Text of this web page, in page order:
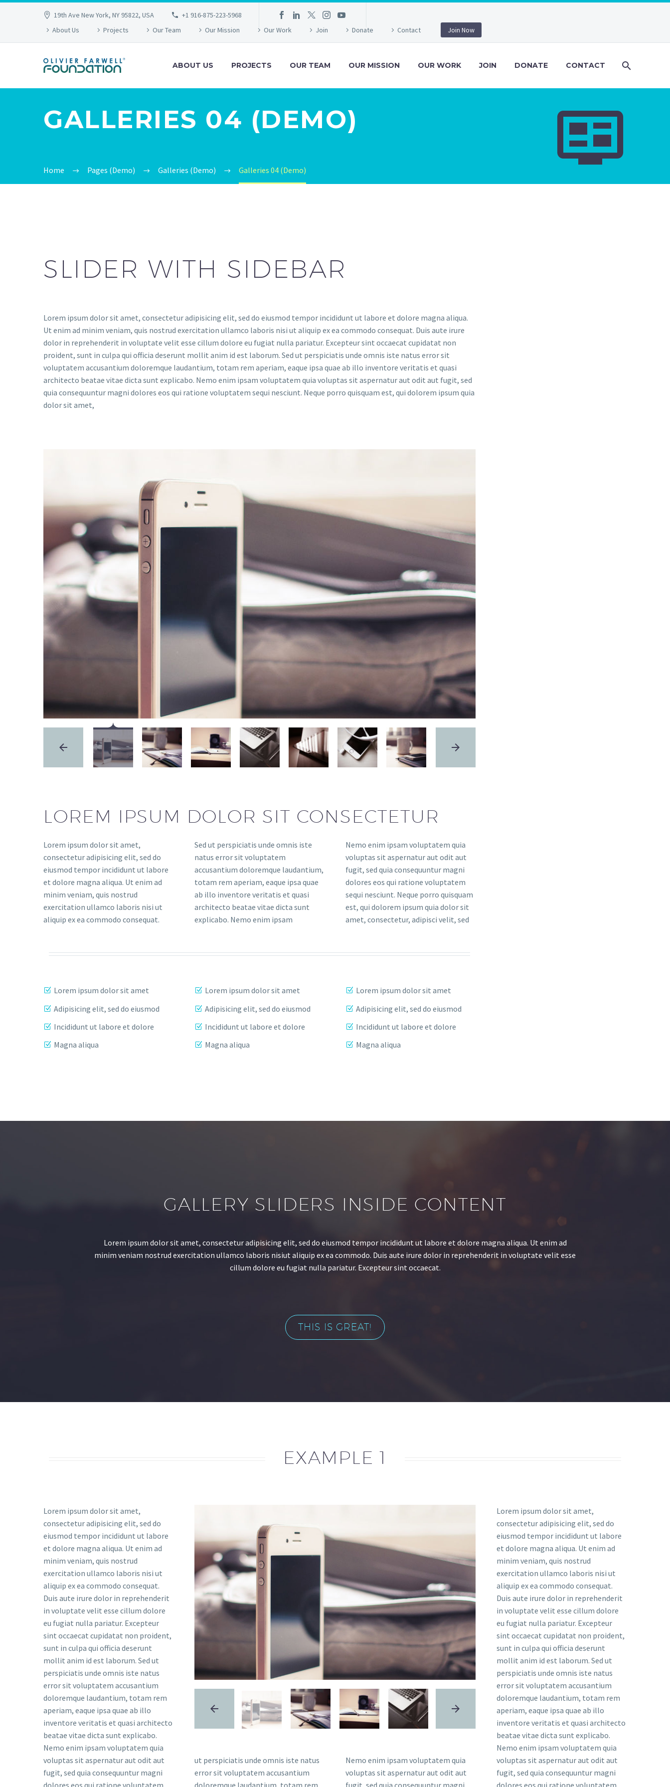
19th Ave New York, NY 95822, USA
+1 916-875-223-5968
About Us
Projects Our Team Our Mission Our Work Join Donate Contact Join Now
ABOUT US PROJECTS OUR TEAM OUR MISSION OUR WORK JOIN DONATE CONTACT


GALLERIES 04 (DEMO)
Home Pages (Demo) Galleries (Demo) Galleries 04 (Demo)
SLIDER WITH SIDEBAR
Lorem ipsum dolor sit amet, consectetur adipisicing elit, sed do eiusmod tempor incididunt ut labore et dolore magna aliqua.
Ut enim ad minim veniam, quis nostrud exercitation ullamco laboris nisi ut aliquip ex ea commodo consequat. Duis aute irure
dolor in reprehenderit in voluptate velit esse cillum dolore eu fugiat nulla pariatur. Excepteur sint occaecat cupidatat non
proident, sunt in culpa qui officia deserunt mollit anim id est laborum. Sed ut perspiciatis unde omnis iste natus error sit
voluptatem accusantium doloremque laudantium, totam rem aperiam, eaque ipsa quae ab illo inventore veritatis et quasi
architecto beatae vitae dicta sunt explicabo. Nemo enim ipsam voluptatem quia voluptas sit aspernatur aut odit aut fugit, sed
quia consequuntur magni dolores eos qui ratione voluptatem sequi nesciunt. Neque porro quisquam est, qui dolorem ipsum quia
dolor sit amet,
LOREM IPSUM DOLOR SIT CONSECTETUR
Lorem ipsum dolor sit amet,
consectetur adipisicing elit, sed do
eiusmod tempor incididunt ut labore
et dolore magna aliqua. Ut enim ad
minim veniam, quis nostrud
exercitation ullamco laboris nisi ut
aliquip ex ea commodo consequat.
Sed ut perspiciatis unde omnis iste
natus error sit voluptatem
accusantium doloremque laudantium,
totam rem aperiam, eaque ipsa quae
ab illo inventore veritatis et quasi
architecto beatae vitae dicta sunt
explicabo. Nemo enim ipsam
Nemo enim ipsam voluptatem quia
voluptas sit aspernatur aut odit aut
fugit, sed quia consequuntur magni
dolores eos qui ratione voluptatem
sequi nesciunt. Neque porro quisquam
est, qui dolorem ipsum quia dolor sit
amet, consectetur, adipisci velit, sed
Lorem ipsum dolor sit amet
Adipisicing elit, sed do eiusmod
Incididunt ut labore et dolore
Magna aliqua
Lorem ipsum dolor sit amet
Adipisicing elit, sed do eiusmod
Incididunt ut labore et dolore
Magna aliqua
Lorem ipsum dolor sit amet
Adipisicing elit, sed do eiusmod
Incididunt ut labore et dolore
Magna aliqua
GALLERY SLIDERS INSIDE CONTENT
Lorem ipsum dolor sit amet, consectetur adipisicing elit, sed do eiusmod tempor incididunt ut labore et dolore magna aliqua. Ut enim ad
minim veniam nostrud exercitation ullamco laboris nisiut aliquip ex ea commodo. Duis aute irure dolor in reprehenderit in voluptate velit esse
cillum dolore eu fugiat nulla pariatur. Excepteur sint occaecat.
THIS IS GREAT!
EXAMPLE 1
Lorem ipsum dolor sit amet,
consectetur adipisicing elit, sed do
eiusmod tempor incididunt ut labore
et dolore magna aliqua. Ut enim ad
minim veniam, quis nostrud
exercitation ullamco laboris nisi ut
aliquip ex ea commodo consequat.
Duis aute irure dolor in reprehenderit
in voluptate velit esse cillum dolore
eu fugiat nulla pariatur. Excepteur
sint occaecat cupidatat non proident,
sunt in culpa qui officia deserunt
mollit anim id est laborum. Sed ut
perspiciatis unde omnis iste natus
error sit voluptatem accusantium
doloremque laudantium, totam rem
aperiam, eaque ipsa quae ab illo
inventore veritatis et quasi architecto
beatae vitae dicta sunt explicabo.
Nemo enim ipsam voluptatem quia
voluptas sit aspernatur aut odit aut
fugit, sed quia consequuntur magni
dolores eos qui ratione voluptatem
ut perspiciatis unde omnis iste natus
error sit voluptatem accusantium
doloremque laudantium, totam rem
Nemo enim ipsam voluptatem quia
voluptas sit aspernatur aut odit aut
fugit, sed quia consequuntur magni
Lorem ipsum dolor sit amet,
consectetur adipisicing elit, sed do
eiusmod tempor incididunt ut labore
et dolore magna aliqua. Ut enim ad
minim veniam, quis nostrud
exercitation ullamco laboris nisi ut
aliquip ex ea commodo consequat.
Duis aute irure dolor in reprehenderit
in voluptate velit esse cillum dolore
eu fugiat nulla pariatur. Excepteur
sint occaecat cupidatat non proident,
sunt in culpa qui officia deserunt
mollit anim id est laborum. Sed ut
perspiciatis unde omnis iste natus
error sit voluptatem accusantium
doloremque laudantium, totam rem
aperiam, eaque ipsa quae ab illo
inventore veritatis et quasi architecto
beatae vitae dicta sunt explicabo.
Nemo enim ipsam voluptatem quia
voluptas sit aspernatur aut odit aut
fugit, sed quia consequuntur magni
dolores eos qui ratione voluptatem